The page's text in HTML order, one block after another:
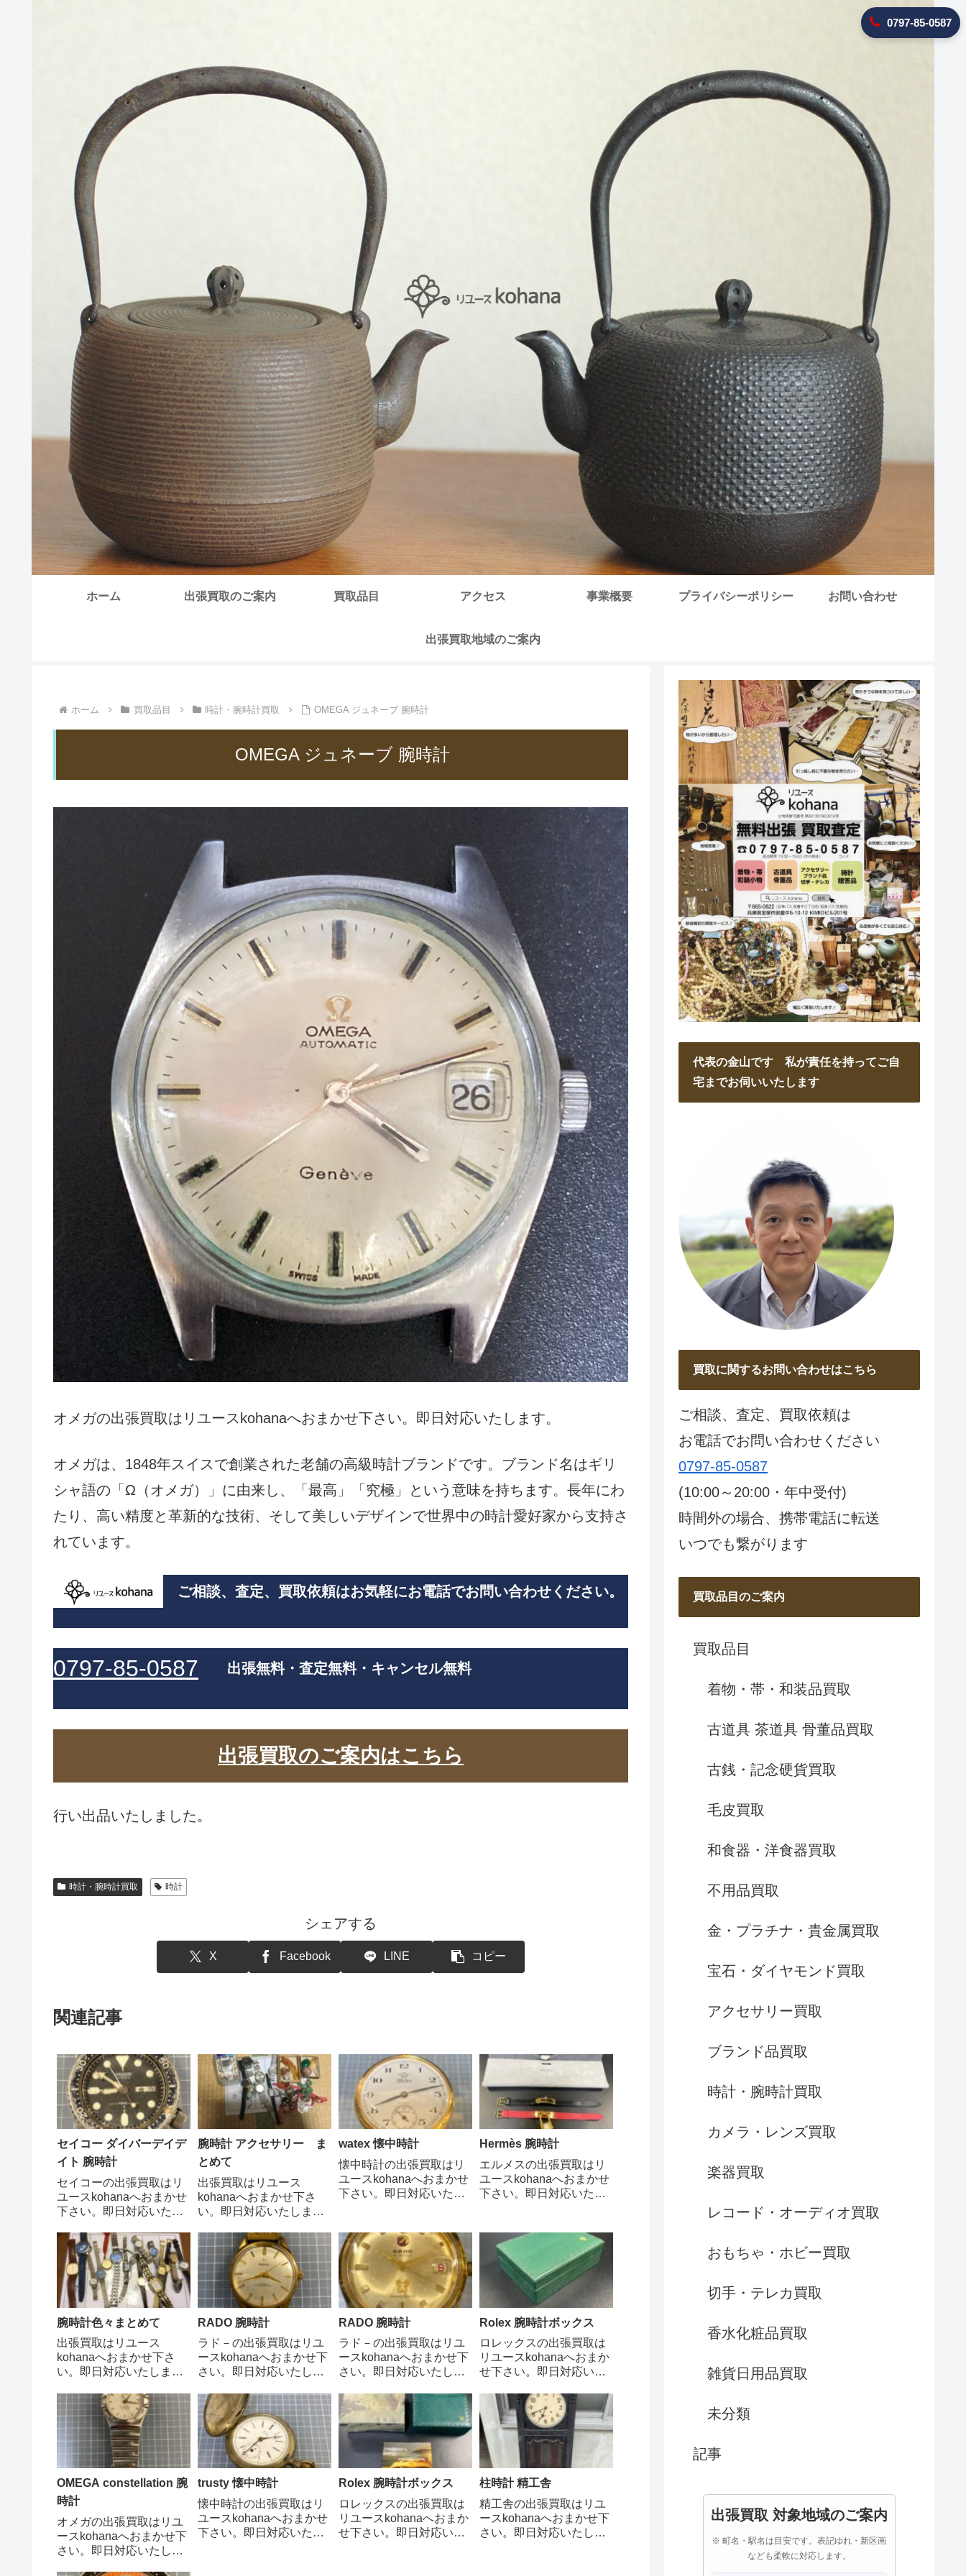
ホーム 出張買取のご案内 買取品目 アクセス 事業概要 プライバシーポリシー お問い合わせ
出張買取地域のご案内
ホーム 買取品目 時計・腕時計買取 OMEGA ジュネーブ 腕時計
OMEGA ジュネーブ 腕時計
オメガの出張買取はリユースkohanaへおまかせ下さい。即日対応いたします。
オメガは、1848年スイスで創業された老舗の高級時計ブランドです。ブランド名はギリ
シャ語の「Ω（オメガ）」に由来し、「最高」「究極」という意味を持ちます。長年にわ
たり、高い精度と革新的な技術、そして美しいデザインで世界中の時計愛好家から支持さ
れています。
ご相談、査定、買取依頼はお気軽にお電話でお問い合わせください。
0797-85-0587 出張無料・査定無料・キャンセル無料
出張買取のご案内はこちら
行い出品いたしました。
時計・腕時計買取 時計
シェアする
X Facebook LINE コピー
関連記事
セイコー ダイバーデイデ
イト 腕時計
セイコーの出張買取はリ
ユースkohanaへおまかせ
下さい。即日対応いたし
ーズウォッチは、その高
い信頼性と多様なライン
ナップで世界中のダイバ
ーや時計愛好家から高い
評価を得ています。 ご
相談、査定、買取依頼は
お気軽にお電話...
腕時計 アクセサリー ま
とめて
出張買取はリユース
kohanaへおまかせ下さ
い。即日対応いたしま
取依頼はお気軽にお電話
でお問い合わせくださ
い。 0797-85-0587 出
張無料・査定無料・キャ
ンセル無料出張買取のご
案内はこちら
watex 懐中時計
懐中時計の出張買取はリ
ユースkohanaへおまかせ
下さい。即日対応いたし
まれていた懐中時計のブ
ランドです。特に、昭和
レトロな雰囲気を好むコ
レクターの方々から高い
人気を集めていまし
た。 ご相談、査定...
Hermès 腕時計
エルメスの出張買取はリ
ユースkohanaへおまかせ
下さい。即日対応いたし
名な高級ブランドです
が、実は腕時計も非常に
魅力的なアイテムです。
馬具工房として創業した
歴史を持つエルメスの時
計は、その伝統的...
腕時計色々まとめて
出張買取はリユース
kohanaへおまかせ下さ
い。即日対応いたしま
取依頼はお気軽にお電話
でお問い合わせくださ
い。 0797-85-0587 出
張無料・査定無料・キャ
ンセル無料出張買取のご
案内はこちら
RADO 腕時計
ラド－の出張買取はリユ
ースkohanaへおまかせ下
さい。即日対応いたしま
ングナウで創業されたラ
ドーは、当初はムーブメ
ントの製造を行っていま
した。1957年に自社ブラ
ンドの腕時計を発表し、
その後、ハイテクセラミ
ックな...
RADO 腕時計
ラド－の出張買取はリユ
ースkohanaへおまかせ下
さい。即日対応いたしま
スイスで創業された老舗
の高級時計ブランドで
す。「マテリアルの名
匠」として知られ、従来
の時計作りに革新をもた
らすことで、世界中の時
計愛好家から注...
Rolex 腕時計ボックス
ロレックスの出張買取は
リユースkohanaへおまか
せ下さい。即日対応いた
スイスを代表する高級腕
時計ブランドです。卓越
した技術力と洗練された
デザインで、世界中の時
計愛好家から絶大な支持
を集めています。 ご相
談、査定、買取...
OMEGA constellation 腕
時計
オメガの出張買取はリユ
ースkohanaへおまかせ下
さい。即日対応いたしま
trusty 懐中時計
懐中時計の出張買取はリ
ユースkohanaへおまかせ
下さい。即日対応いたし
Rolex 腕時計ボックス
ロレックスの出張買取は
リユースkohanaへおまか
せ下さい。即日対応いた
柱時計 精工舎
精工舎の出張買取はリユ
ースkohanaへおまかせ下
さい。即日対応いたしま
代表の金山です 私が責任を持ってご自
宅までお伺いいたします
買取に関するお問い合わせはこちら
ご相談、査定、買取依頼は
お電話でお問い合わせください
0797-85-0587
(10:00～20:00・年中受付)
時間外の場合、携帯電話に転送
いつでも繋がります
買取品目のご案内
買取品目
着物・帯・和装品買取
古道具 茶道具 骨董品買取
古銭・記念硬貨買取
毛皮買取
和食器・洋食器買取
不用品買取
金・プラチナ・貴金属買取
宝石・ダイヤモンド買取
アクセサリー買取
ブランド品買取
時計・腕時計買取
カメラ・レンズ買取
楽器買取
レコード・オーディオ買取
おもちゃ・ホビー買取
切手・テレカ買取
香水化粧品買取
雑貨日用品買取
未分類
記事
出張買取 対象地域のご案内
※ 町名・駅名は目安です。表記ゆれ・新区画
なども柔軟に対応します。
0797-85-0587